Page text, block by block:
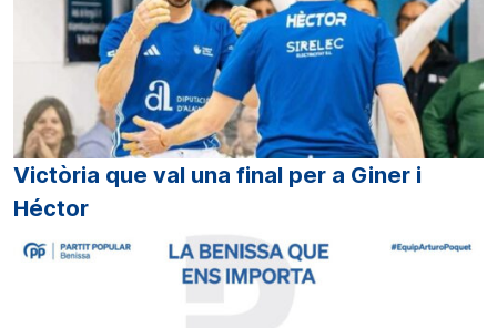
Victòria que val una final per a Giner i
Héctor